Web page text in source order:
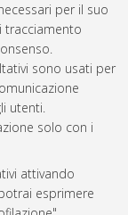
per il suo
tracciamento
sono usati per
utenti.
solo con i
attivando
esprimere
simulazioni
alla fisica dei
Corso di
2026 CEST